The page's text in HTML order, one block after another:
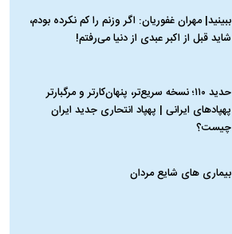
ببینید| مهران غفوریان: اگر وزنم را کم نکرده بودم،
شاید قبل از اکبر عبدی از دنیا می‌رفتم!
حدید ۱۱۰؛ نسخه سریع‌تر، پنهان‌کارتر و مرگبارتر
پهپادهای ایرانی | پهپاد انتحاری جدید ایران
چیست؟
بیماری‌ های شایع مردان